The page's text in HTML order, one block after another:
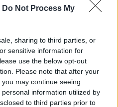
Do Not Process My
sharing to third parties, or
sensitive information for
use the below opt-out
Please note that after your
may continue seeing
information utilized by
to third parties prior to
w kształcie pięści
Dodam , trwa to tak od
w takiej sytuacji może
?